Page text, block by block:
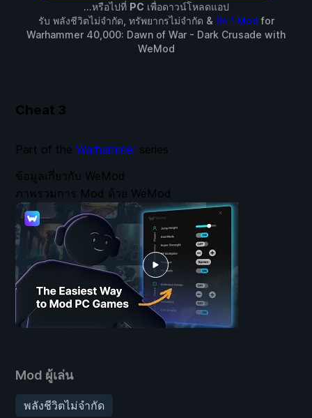
...หรือไปที่ PC เพื่อดาวน์โหลดแอป
รับ พลังชีวิตไม่จำกัด, ทรัพยากรไม่จำกัด & อีก 1 Mod for
Warhammer 40,000: Dawn of War - Dark Crusade with
WeMod
Cheat 3
Mod ผู้เล่น
พลังชีวิตไม่จำกัด
ข้อมูลเกี่ยวกับ WeMod
ภาพรวมการ Mod ด้วย WeMod
Part of the Warhammer series